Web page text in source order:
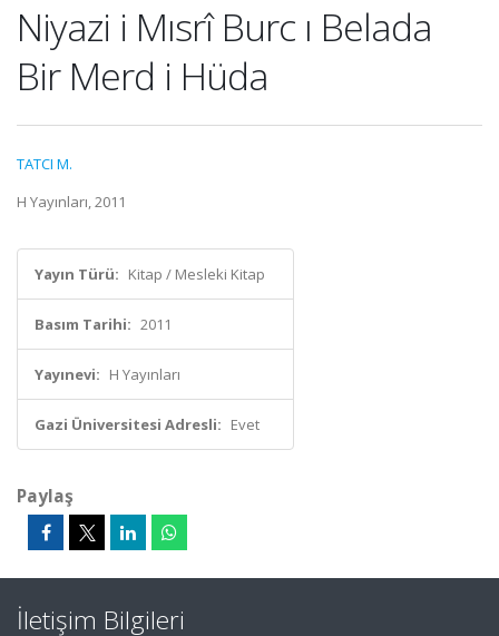
Niyazi i Mısrî Burc ı Belada
Bir Merd i Hüda
TATCI M.
H Yayınları, 2011
Yayın Türü: Kitap / Mesleki Kitap
Basım Tarihi: 2011
Yayınevi: H Yayınları
Gazi Üniversitesi Adresli: Evet
Paylaş
İletişim Bilgileri